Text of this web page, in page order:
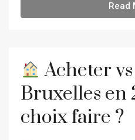
Read
Acheter
Bruxelles en
choix faire ?